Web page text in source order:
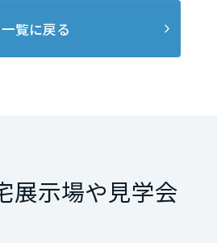
一覧に戻る
展示場や見学会